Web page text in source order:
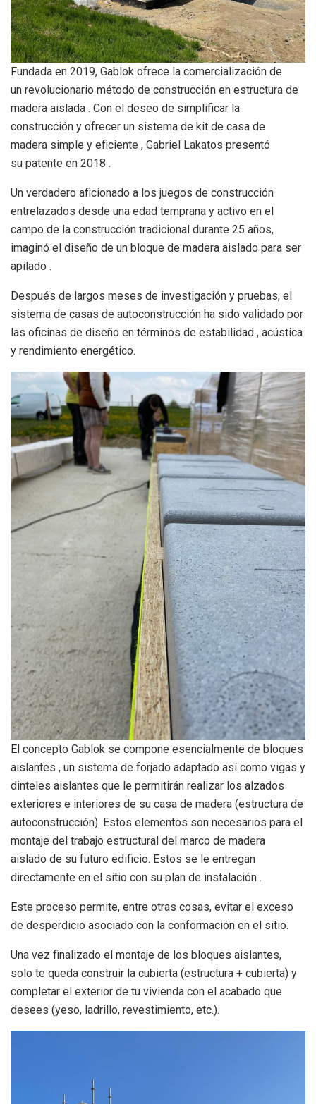
Fundada en 2019, Gablok ofrece la comercialización de
un revolucionario método de construcción en estructura de
madera aislada . Con el deseo de simplificar la
construcción y ofrecer un sistema de kit de casa de
madera simple y eficiente , Gabriel Lakatos presentó
su patente en 2018 .
Un verdadero aficionado a los juegos de construcción
entrelazados desde una edad temprana y activo en el
campo de la construcción tradicional durante 25 años,
imaginó el diseño de un bloque de madera aislado para ser
apilado .
Después de largos meses de investigación y pruebas, el
sistema de casas de autoconstrucción ha sido validado por
las oficinas de diseño en términos de estabilidad , acústica
y rendimiento energético.
El concepto Gablok se compone esencialmente de bloques
aislantes , un sistema de forjado adaptado así como vigas y
dinteles aislantes que le permitirán realizar los alzados
exteriores e interiores de su casa de madera (estructura de
autoconstrucción). Estos elementos son necesarios para el
montaje del trabajo estructural del marco de madera
aislado de su futuro edificio. Estos se le entregan
directamente en el sitio con su plan de instalación .
Este proceso permite, entre otras cosas, evitar el exceso
de desperdicio asociado con la conformación en el sitio.
Una vez finalizado el montaje de los bloques aislantes,
solo te queda construir la cubierta (estructura + cubierta) y
completar el exterior de tu vivienda con el acabado que
desees (yeso, ladrillo, revestimiento, etc.).